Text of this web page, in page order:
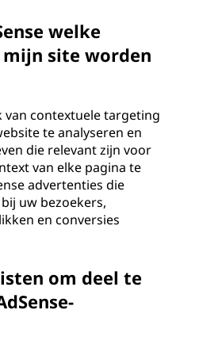
welke
site worden
van contextuele targeting
te analyseren en
die relevant zijn voor
van elke pagina te
advertenties die
uw bezoekers,
en conversies
om deel te